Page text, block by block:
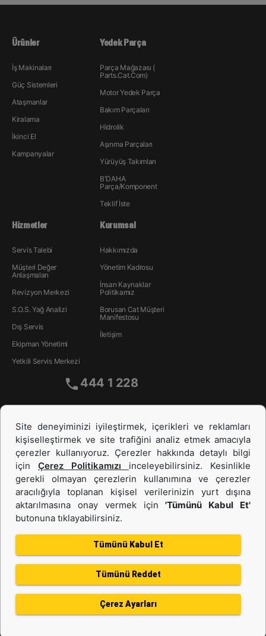
Ürünler
İş Makinaları
Güç Sistemleri
Ataşmanlar
Kiralama
İkinci El
Kampanyalar
Yedek Parça
Parça Mağazası (
Parts.Cat.Com)
Motor Yedek Parça
Bakım Parçaları
Hidrolik
Aşınma Parçaları
Yürüyüş Takımları
B'DAHA
Parça/Komponent
Teklif İste
Hizmetler
Servis Talebi
Müşteri Değer
Anlaşmaları
Revizyon Merkezi
S.O.S. Yağ Analizi
Dış Servis
Ekipman Yönetimi
Yetkili Servis Merkezi
Kurumsal
Hakkımızda
Yönetim Kadrosu
İnsan Kaynakları
Politikamız
Borusan Cat Müşteri
Manifestosu
İletişim
444 1 228
İş Makinası ve Güç Sistemleri
İkinci el ve Kiralama
Gizlilik Politikası
Kullanım Şartları
Çerez politikası
Bilgi Toplumu Hizmeti
Kişisel Verilerin Korunması
Site deneyiminizi iyileştirmek, içerikleri ve reklamları
kişiselleştirmek ve site trafiğini analiz etmek amacıyla
çerezler kullanıyoruz. Çerezler hakkında detaylı bilgi
için Çerez Politikamızı inceleyebilirsiniz. Kesinlikle
gerekli olmayan çerezlerin kullanımına ve çerezler
aracılığıyla toplanan kişisel verilerinizin yurt dışına
aktarılmasına onay vermek için'Tümünü Kabul Et'
butonuna tıklayabilirsiniz.
Tümünü Kabul Et
Tümünü Reddet
Çerez Ayarları